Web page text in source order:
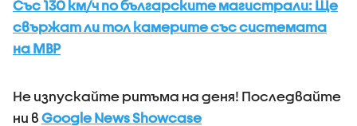
Със 130 км/ч по българските магистрали: Ще
свържат ли тол камерите със системата
на МВР
Не изпускайте ритъма на деня! Последвайте
ни в Google News Showcase